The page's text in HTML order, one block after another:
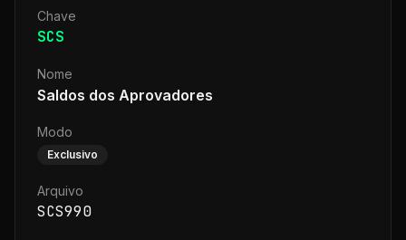
Chave
SCS
Nome
Saldos dos Aprovadores
Modo
Exclusivo
Arquivo
SCS990